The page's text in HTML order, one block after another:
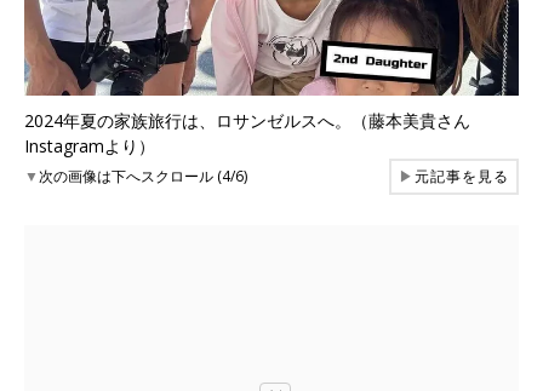
2024年夏の家族旅行は、ロサンゼルスへ。（藤本美貴さん
Instagramより）
▼次の画像は下へスクロール (4/6) ▶元記事を見る